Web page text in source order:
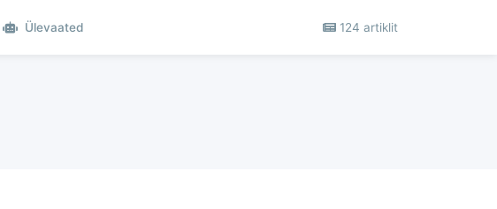
Ülevaated 124 artiklit